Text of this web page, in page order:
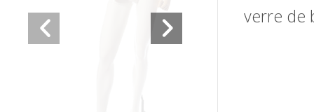
verre de